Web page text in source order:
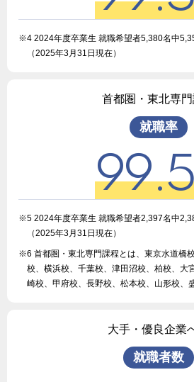
※4 2024年度卒業生 就職希望者5,380名中
（2025年3月31日現在）
首都圏・東北専
就職率
99.5
※5 2024年度卒業生 就職希望者2,397名中
（2025年3月31日現在）
※6 首都圏・東北専門課程とは、東京水道橋
校、横浜校、千葉校、津田沼校、柏校、大
崎校、甲府校、長野校、松本校、山形校、
大手・優良企業
就職者数